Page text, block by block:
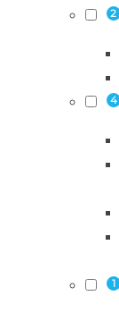
2
4
1